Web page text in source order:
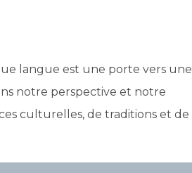
langue est une porte vers une
notre perspective et notre
culturelles, de traditions et de